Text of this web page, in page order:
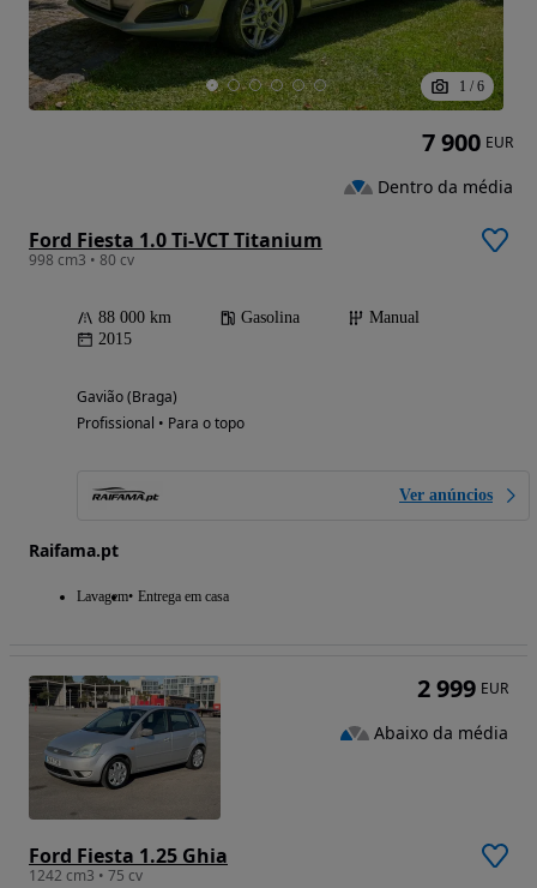
1 / 6
Ford Fiesta 1.0 Ti-VCT Titanium
998 cm3 • 80 cv
88 000 km Gasolina
Manual
2015
Gavião (Braga)
Profissional • Para o topo
Ver anúncios
Raifama.pt
Lavagem Entrega em casa
7 900 EUR
Dentro da média
Ford Fiesta 1.25 Ghia
1242 cm3 • 75 cv
2 999 EUR
Abaixo da média